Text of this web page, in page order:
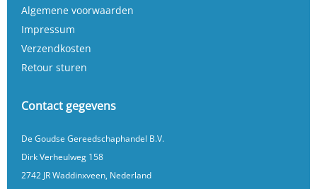
Algemene voorwaarden
Impressum
Verzendkosten
Retour sturen
Contact gegevens
De Goudse Gereedschaphandel B.V.
Dirk Verheulweg 158
2742 JR Waddinxveen, Nederland